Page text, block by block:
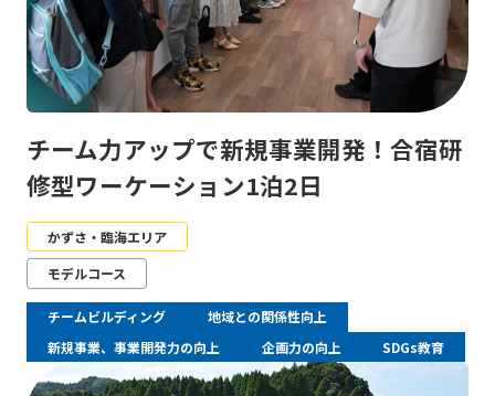
チーム力アップで新規事業開発！合宿研
修型ワーケーション1泊2日
かずさ・臨海エリア
モデルコース
チームビルディング
地域との関係性向上
新規事業、事業開発力の向上
企画力の向上 SDGs教育